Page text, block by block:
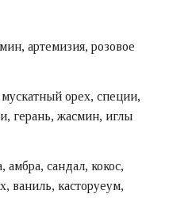
артемизия, розовое
орех, специи,
герань, жасмин, иглы
сандал, кокос,
ваниль, касторуеум,